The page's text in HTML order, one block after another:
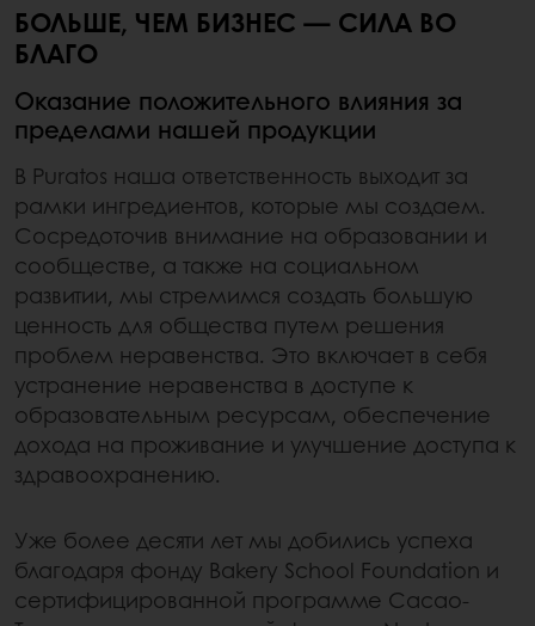
БОЛЬШЕ, ЧЕМ БИЗНЕС — СИЛА ВО
БЛАГО
Оказание положительного влияния за
пределами нашей продукции
В Puratos наша ответственность выходит за
рамки ингредиентов, которые мы создаем.
Сосредоточив внимание на образовании и
сообществе, а также на социальном
развитии, мы стремимся создать большую
ценность для общества путем решения
проблем неравенства. Это включает в себя
устранение неравенства в доступе к
образовательным ресурсам, обеспечение
дохода на проживание и улучшение доступа к
здравоохранению.
Уже более десяти лет мы добились успеха
благодаря фонду Bakery School Foundation и
сертифицированной программе Cacao-